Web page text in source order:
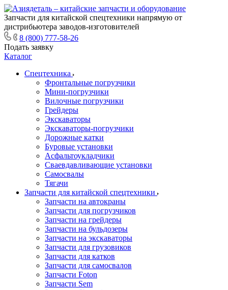
Запчасти для китайской спецтехники напрямую от
дистрибьютера заводов-изготовителей
8 (800) 777-58-26
Подать заявку
Каталог
Спецтехника
Фронтальные погрузчики
Мини-погрузчики
Вилочные погрузчики
Грейдеры
Экскаваторы
Экскаваторы-погрузчики
Дорожные катки
Буровые установки
Асфальтоукладчики
Сваевдавливающие установки
Самосвалы
Тягачи
Запчасти для китайской спецтехники
Запчасти на автокраны
Запчасти для погрузчиков
Запчасти на грейдеры
Запчасти на бульдозеры
Запчасти на экскаваторы
Запчасти для грузовиков
Запчасти для катков
Запчасти для самосвалов
Запчасти Foton
Запчасти Sem